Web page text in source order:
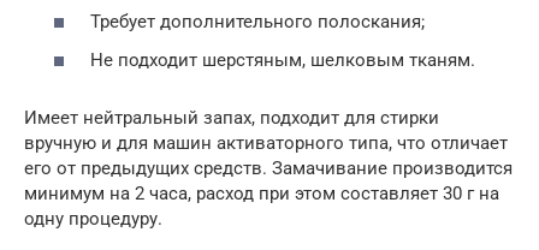
Требует дополнительного полоскания;
Не подходит шерстяным, шелковым тканям.
Имеет нейтральный запах, подходит для стирки
вручную и для машин активаторного типа, что отличает
его от предыдущих средств. Замачивание производится
минимум на 2 часа, расход при этом составляет 30 г на
одну процедуру.